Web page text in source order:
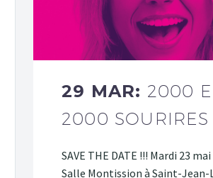
29 MAR: 2000
2000 SOURIRES
SAVE THE DATE !!! Mardi 23
Salle Montission à Saint-Jean-